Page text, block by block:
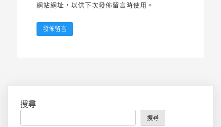
網站網址，以供下次發佈留言時使用。
搜尋
搜尋